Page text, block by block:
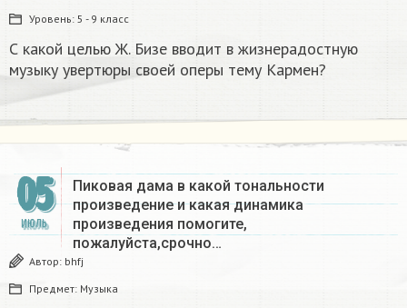
Уровень: 5 - 9 класс
С какой целью Ж. Бизе вводит в жизнерадостную
музыку увертюры своей оперы тему Кармен?
05
ИЮЛЬ
Пиковая дама в какой тональности
произведение и какая динамика
произведения помогите,
пожалуйста,срочно…
Автор: bhfj
Предмет: Музыка